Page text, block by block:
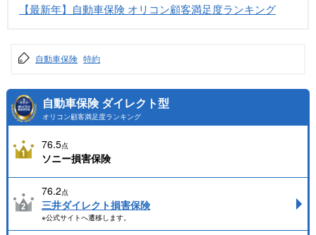
【最新年】自動車保険 オリコン顧客満足度ランキング
自動車保険 特約
自動車保険 ダイレクト型
オリコン顧客満足度ランキング
76.5点
ソニー損害保険
76.2点
三井ダイレクト損害保険
※公式サイトへ遷移します。